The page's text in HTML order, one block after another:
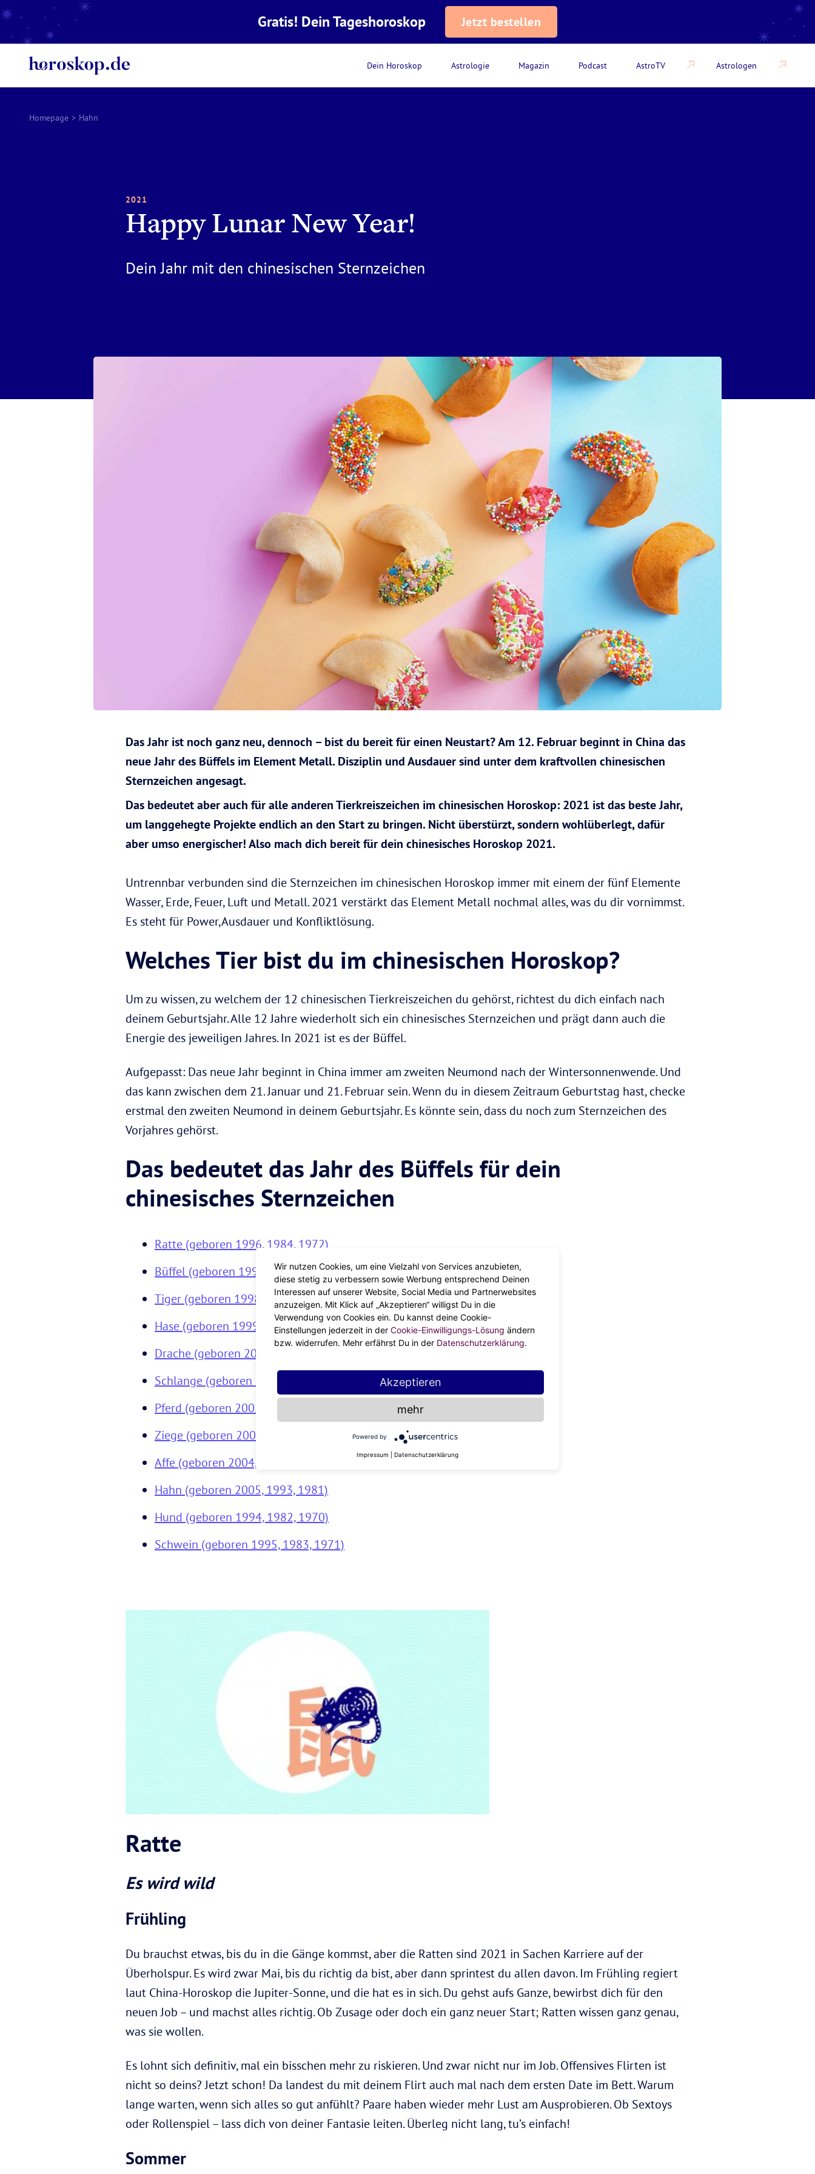
Dein Horoskop Astrologie Magazin Podcast AstroTV Astrologen
Gratis! Dein Tageshoroskop Jetzt bestellen
Homepage > Hahn
2021
Happy Lunar New Year!
Dein Jahr mit den chinesischen Sternzeichen
Das Jahr ist noch ganz neu, dennoch – bist du bereit für einen Neustart? Am 12. Februar beginnt in China das
neue Jahr des Büffels im Element Metall. Disziplin und Ausdauer sind unter dem kraftvollen chinesischen
Sternzeichen angesagt.
Das bedeutet aber auch für alle anderen Tierkreiszeichen im chinesischen Horoskop: 2021 ist das beste Jahr,
um langgehegte Projekte endlich an den Start zu bringen. Nicht überstürzt, sondern wohlüberlegt, dafür
aber umso energischer! Also mach dich bereit für dein chinesisches Horoskop 2021.
Untrennbar verbunden sind die Sternzeichen im chinesischen Horoskop immer mit einem der fünf Elemente
Wasser, Erde, Feuer, Luft und Metall. 2021 verstärkt das Element Metall nochmal alles, was du dir vornimmst.
Es steht für Power,Ausdauer und Konfliktlösung.
Welches Tier bist du im chinesischen Horoskop?
Um zu wissen, zu welchem der 12 chinesischen Tierkreiszeichen du gehörst, richtest du dich einfach nach
deinem Geburtsjahr. Alle 12 Jahre wiederholt sich ein chinesisches Sternzeichen und prägt dann auch die
Energie des jeweiligen Jahres. In 2021 ist es der Büffel.
Aufgepasst: Das neue Jahr beginnt in China immer am zweiten Neumond nach der Wintersonnenwende. Und
das kann zwischen dem 21. Januar und 21. Februar sein. Wenn du in diesem Zeitraum Geburtstag hast, checke
erstmal den zweiten Neumond in deinem Geburtsjahr. Es könnte sein, dass du noch zum Sternzeichen des
Vorjahres gehörst.
Das bedeutet das Jahr des Büffels für dein
chinesisches Sternzeichen
Ratte (geboren 1996, 1984, 1972)
Büffel (geboren 1997, 1985, 1973)
Tiger (geboren 1998, 1986, 1974)
Hase (geboren 1999, 1987, 1975)
Drache (geboren 2000, 1988, 1976)
Schlange (geboren 2001, 1989, 1977)
Pferd (geboren 2002, 1990, 1978)
Ziege (geboren 2003, 1991, 1979)
Affe (geboren 2004, 1992, 1980)
Hahn (geboren 2005, 1993, 1981)
Hund (geboren 1994, 1982, 1970)
Schwein (geboren 1995, 1983, 1971)
Ratte
Es wird wild
Frühling
Du brauchst etwas, bis du in die Gänge kommst, aber die Ratten sind 2021 in Sachen Karriere auf der
Überholspur. Es wird zwar Mai, bis du richtig da bist, aber dann sprintest du allen davon. Im Frühling regiert
laut China-Horoskop die Jupiter-Sonne, und die hat es in sich. Du gehst aufs Ganze, bewirbst dich für den
neuen Job – und machst alles richtig. Ob Zusage oder doch ein ganz neuer Start; Ratten wissen ganz genau,
was sie wollen.
Es lohnt sich definitiv, mal ein bisschen mehr zu riskieren. Und zwar nicht nur im Job. Offensives Flirten ist
nicht so deins? Jetzt schon! Da landest du mit deinem Flirt auch mal nach dem ersten Date im Bett. Warum
lange warten, wenn sich alles so gut anfühlt? Paare haben wieder mehr Lust am Ausprobieren. Ob Sextoys
oder Rollenspiel – lass dich von deiner Fantasie leiten. Überleg nicht lang, tu’s einfach!
Sommer
Wir nutzen Cookies, um eine Vielzahl von Services anzubieten,
diese stetig zu verbessern sowie Werbung entsprechend Deinen
Interessen auf unserer Website, Social Media und Partnerwebsites
anzuzeigen. Mit Klick auf „Akzeptieren“ willigst Du in die
Verwendung von Cookies ein. Du kannst deine Cookie-
Einstellungen jederzeit in der Cookie-Einwilligungs-Lösung ändern
bzw. widerrufen. Mehr erfährst Du in der Datenschutzerklärung.
Akzeptieren
mehr
Powered by
Impressum Datenschutzerklärung